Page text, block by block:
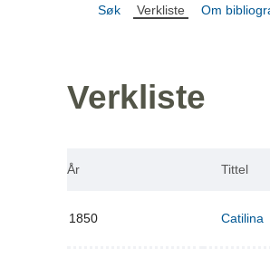
Søk Verkliste Om
Verkliste
År Tittel
1850 Catilina